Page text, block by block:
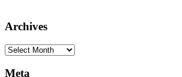
Archives
Archives
Meta